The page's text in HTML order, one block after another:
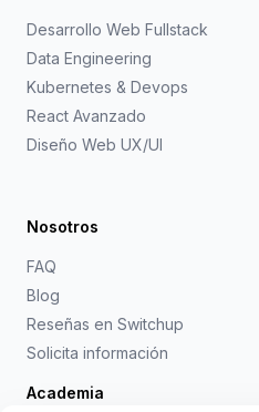
Desarrollo Web Fullstack
Data Engineering
Kubernetes & Devops
React Avanzado
Diseño Web UX/UI
Nosotros
FAQ
Blog
Reseñas en Switchup
Solicita información
Academia